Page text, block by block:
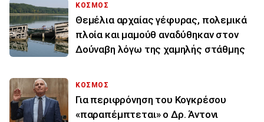
ΚΟΣΜΟΣ
Θεμέλια αρχαίας γέφυρας, πολεμικά
πλοία και μαμούθ αναδύθηκαν στον
Δούναβη λόγω της χαμηλής στάθμης
ΚΟΣΜΟΣ
Για περιφρόνηση του Κογκρέσου
«παραπέμπτεται» ο Δρ. Άντονι